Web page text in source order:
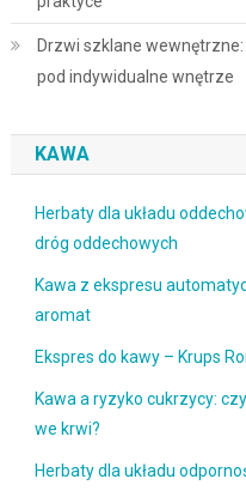
Drzwi szklane
pod indywidualne wnętrze
KAWA
Herbaty dla układu
dróg oddechowych
Kawa z ekspresu
aromat
Ekspres do kawy – Krups
Kawa a ryzyko cukrzycy:
we krwi?
Herbaty dla układu